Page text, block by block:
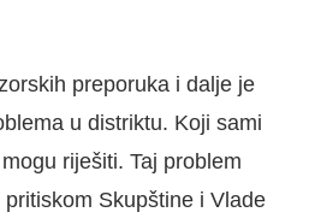
preporuka i dalje je
u distriktu. Koji sami
riješiti. Taj problem
Skupštine i Vlade